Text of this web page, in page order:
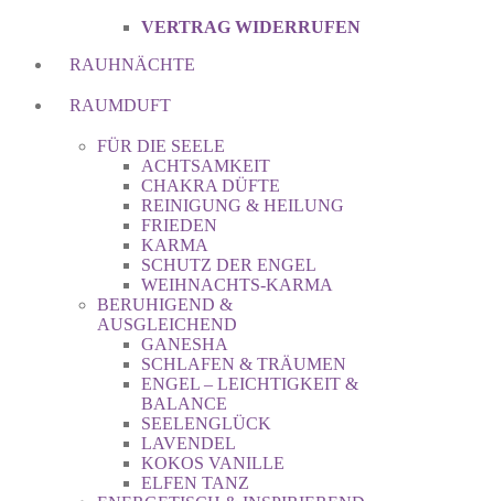
VERTRAG WIDERRUFEN
RAUHNÄCHTE
RAUMDUFT
FÜR DIE SEELE
ACHTSAMKEIT
CHAKRA DÜFTE
REINIGUNG & HEILUNG
FRIEDEN
KARMA
SCHUTZ DER ENGEL
WEIHNACHTS-KARMA
BERUHIGEND &
AUSGLEICHEND
GANESHA
SCHLAFEN & TRÄUMEN
ENGEL – LEICHTIGKEIT &
BALANCE
SEELENGLÜCK
LAVENDEL
KOKOS VANILLE
ELFEN TANZ